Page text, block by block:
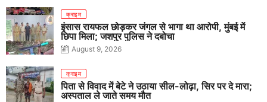
क्राइम
इंसास रायफल छोड़कर जंगल से भागा था आरोपी, मुंबई में
छिपा मिला; जशपुर पुलिस ने दबोचा
August 9, 2026
क्राइम
पिता से विवाद में बेटे ने उठाया सील-लोढ़ा, सिर पर दे मारा;
अस्पताल ले जाते समय मौत